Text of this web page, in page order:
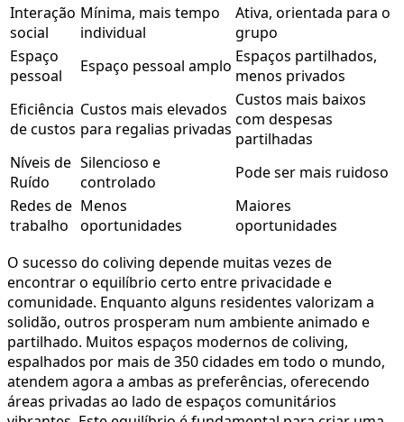
Interação
social
Mínima, mais tempo
individual
Ativa, orientada para o
grupo
Espaço
pessoal
Espaço pessoal amplo Espaços partilhados,
menos privados
Eficiência
de custos
Custos mais elevados
para regalias privadas
Custos mais baixos
com despesas
partilhadas
Níveis de
Ruído
Silencioso e
controlado
Pode ser mais ruidoso
Redes de
trabalho
Menos
oportunidades
Maiores
oportunidades
O sucesso do coliving depende muitas vezes de
encontrar o equilíbrio certo entre privacidade e
comunidade. Enquanto alguns residentes valorizam a
solidão, outros prosperam num ambiente animado e
partilhado. Muitos espaços modernos de coliving,
espalhados por mais de 350 cidades em todo o mundo,
atendem agora a ambas as preferências, oferecendo
áreas privadas ao lado de espaços comunitários